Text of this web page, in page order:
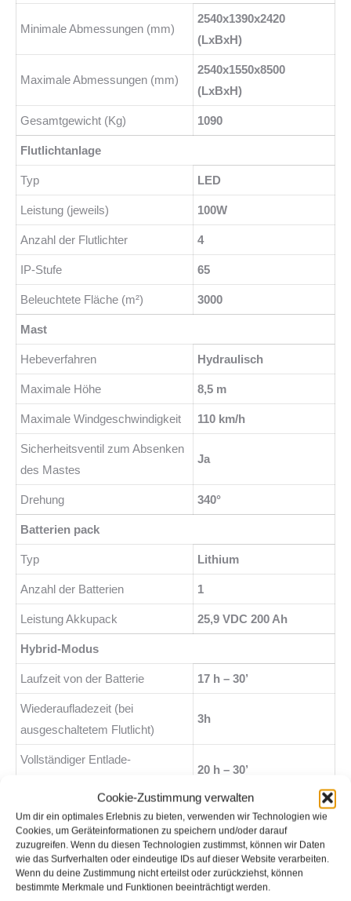
Cookie-Zustimmung verwalten
Um dir ein optimales Erlebnis zu bieten, verwenden wir Technologien wie
Cookies, um Geräteinformationen zu speichern und/oder darauf
zuzugreifen. Wenn du diesen Technologien zustimmst, können wir Daten
wie das Surfverhalten oder eindeutige IDs auf dieser Website verarbeiten.
Wenn du deine Zustimmung nicht erteilst oder zurückziehst, können
bestimmte Merkmale und Funktionen beeinträchtigt werden.
Minimale Abmessungen (mm)
2540x1390x2420
(LxBxH)
Maximale Abmessungen (mm)
2540x1550x8500
(LxBxH)
Gesamtgewicht (Kg) 1090
Flutlichtanlage
Typ LED
Leistung (jeweils) 100W
Anzahl der Flutlichter 4
IP-Stufe 65
Beleuchtete Fläche (m²) 3000
Mast
Hebeverfahren Hydraulisch
Maximale Höhe 8,5 m
Maximale Windgeschwindigkeit 110 km/h
Sicherheitsventil zum Absenken
des Mastes
Ja
Drehung 340°
Batterien pack
Typ Lithium
Anzahl der Batterien 1
Leistung Akkupack 25,9 VDC 200 Ah
Hybrid-Modus
Laufzeit von der Batterie 17 h – 30’
Wiederaufladezeit (bei
ausgeschaltetem Flutlicht)
3h
Vollständiger Entlade-
20 h – 30’
Verbrauch im Hybridmodus 0,08 l/h
Stromerzeuger
Modell Linz